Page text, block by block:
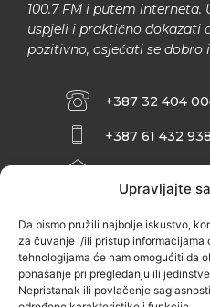
Upravljajte
Da bismo pružili najbolje iskustvo,
za čuvanje i/ili pristup informacijama
tehnologijama će nam omogućiti da
ponašanje pri pregledanju ili
Nepristanak ili povlačenje
100.7 FM i putem
uspjeli i praktično dokazati
pozitivno, osjećati se dobro
+387 32 404
+387 61 432 938
ZENIČANKA,